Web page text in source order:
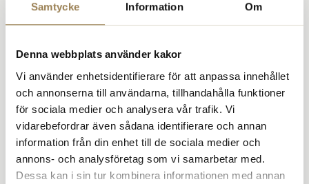
Samtycke Information Om
Denna webbplats använder kakor
Vi använder enhetsidentifierare för att anpassa innehållet
och annonserna till användarna, tillhandahålla funktioner
för sociala medier och analysera vår trafik. Vi
vidarebefordrar även sådana identifierare och annan
information från din enhet till de sociala medier och
annons- och analysföretag som vi samarbetar med.
Dessa kan i sin tur kombinera informationen med annan
Fakta AkademikerAlliansen:
Består av 16 Sacoförbund, som företräder närmare 90 000
akademiker: Akavia, DIK, Fysioterapeuterna, Kyrkans
Akademikerförbund, Naturvetarna, Sjöbefälsföreningen, SRAT,
Sveriges Arbetsterapeuter, Sveriges Arkitekter, Sveriges
Farmaceuter, Sveriges Ingenjörer, Sveriges Psykologförbund,
Sveriges Skolledare, SULF, Sveriges Veterinärförbund och
Tjänstetandläkarna.
Sveriges Kommuner och Regioner (SKR) och Sobona som
motparter.